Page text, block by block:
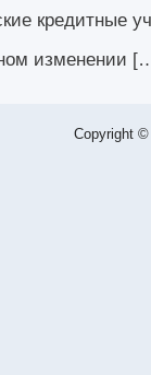
кредитные
изменении
Copyright ©